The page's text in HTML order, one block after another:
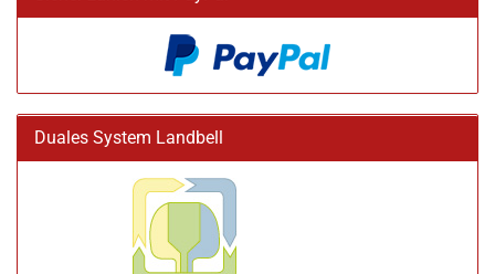
Duales System Landbell